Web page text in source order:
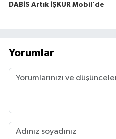
DABİS Artık İŞKUR Mobil'de
Yorumlar